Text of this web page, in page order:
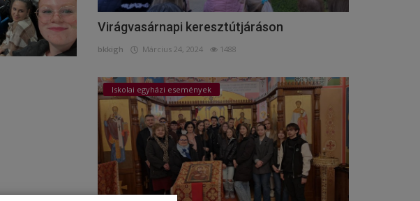
Virágvasárnapi keresztútjáráson
bkkigh Március 24, 2024 1488
Iskolai egyházi események